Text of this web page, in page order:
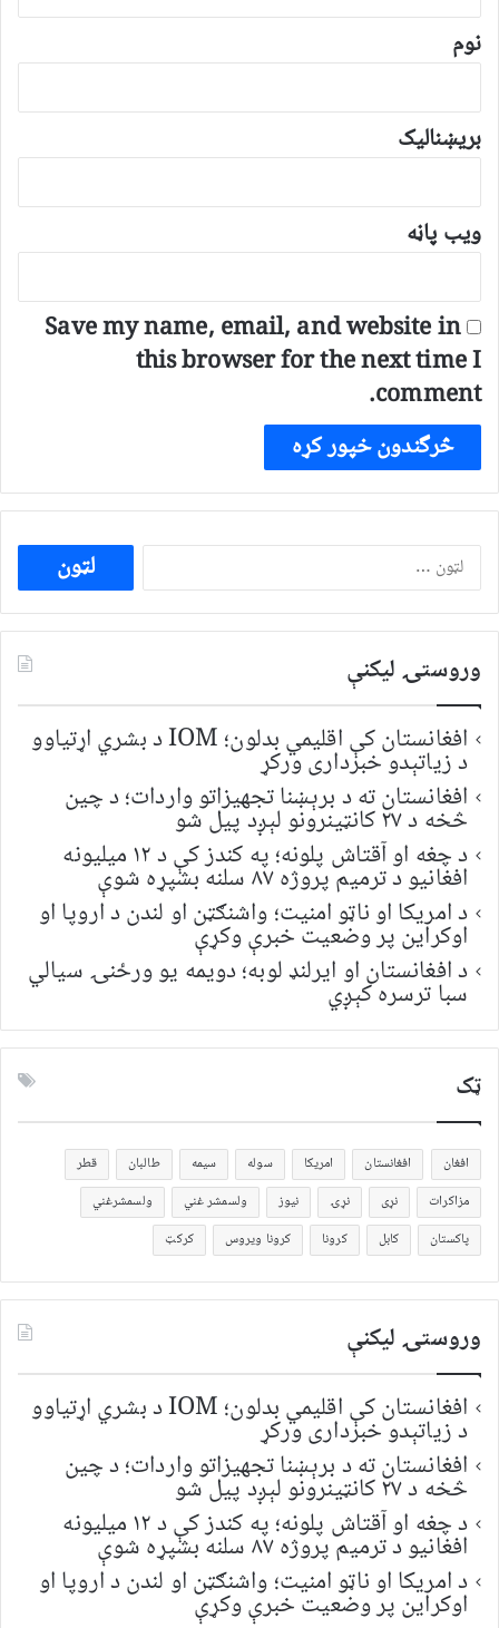
*
نوم
بریښنالیک
ویب پاڼه
Save my name, email, and website in
this browser for the next time I
comment.
ددی
لپاره
لټون:
وروستۍ ليکنې
افغانستان کې اقلیمي بدلون؛ IOM د بشري اړتیاوو
د زیاتېدو خبرداری ورکړ
افغانستان ته د برېښنا تجهیزاتو واردات؛ د چین
څخه د ۲۷ کانټینرونو لېږد پیل شو
د چغه او آقتاش پلونه؛ په کندز کې د ۱۲ میلیونه
افغانیو د ترمیم پروژه ۸۷ سلنه بشپړه شوې
د امریکا او ناټو امنیت؛ واشنګټن او لندن د اروپا او
اوکراین پر وضعیت خبرې وکړې
د افغانستان او ایرلنډ لوبه؛ دویمه یو ورځنۍ سیالي
سبا ترسره کېږي
ټک
افغان افغانستان امریکا سوله سیمه طالبان
قطر
مزاکرات
نړی نړۍ نیوز ولسمشر غني
ولسمشرغني
پاکستان
کابل کرونا کرونا ویروس کرکټ
وروستۍ ليکنې
افغانستان کې اقلیمي بدلون؛ IOM د بشري اړتیاوو
د زیاتېدو خبرداری ورکړ
افغانستان ته د برېښنا تجهیزاتو واردات؛ د چین
څخه د ۲۷ کانټینرونو لېږد پیل شو
د چغه او آقتاش پلونه؛ په کندز کې د ۱۲ میلیونه
افغانیو د ترمیم پروژه ۸۷ سلنه بشپړه شوې
د امریکا او ناټو امنیت؛ واشنګټن او لندن د اروپا او
اوکراین پر وضعیت خبرې وکړې